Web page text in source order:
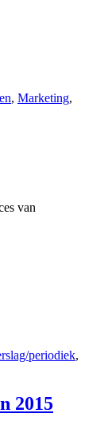
, Marketing,
van
periodiek,
2015